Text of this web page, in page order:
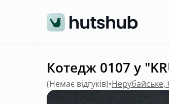
Котедж 0107 у
(Немає відгуків)•Нерубайське,